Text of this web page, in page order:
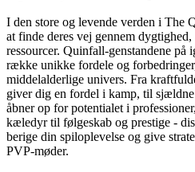
I den store og levende verden i The
at finde deres vej gennem
ressourcer. Quinfall-genstandene på
række unikke fordele og
middelalderlige univers. Fra
giver dig en fordel i kamp, til
åbner op for potentialet i
kæledyr til følgeskab og prestige -
berige din spiloplevelse og give
PVP-møder.